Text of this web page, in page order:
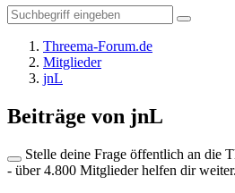
Threema-Forum.de
Mitglieder
jnL
Beiträge von jnL
Stelle deine Frage öffentlich an die
- über 4.800 Mitglieder helfen dir weiter.